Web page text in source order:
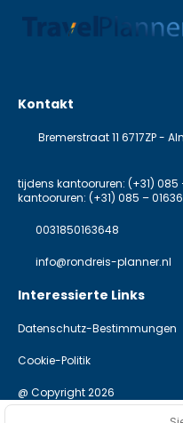
Kontakt
Bremerstraat 11 6717ZP -
tijdens kantooruren: (+31)
kantooruren: (+31) 085 –
0031850163648
info@rondreis-planner.nl
Interessierte Links
Datenschutz-Bestimmungen
Cookie-Politik
@ Copyright 2026